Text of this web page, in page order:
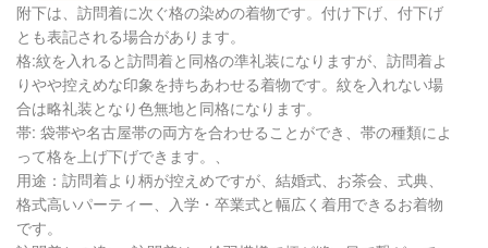
附下は、訪問着に次ぐ格の染めの着物です。付け下げ、付下げ
とも表記される場合があります。
格:紋を入れると訪問着と同格の準礼装になりますが、訪問着よ
りやや控えめな印象を持ちあわせる着物です。紋を入れない場
合は略礼装となり色無地と同格になります。
帯: 袋帯や名古屋帯の両方を合わせることができ、帯の種類によ
って格を上げ下げできます。、
用途：訪問着より柄が控えめですが、結婚式、お茶会、式典、
格式高いパーティー、入学・卒業式と幅広く着用できるお着物
です。